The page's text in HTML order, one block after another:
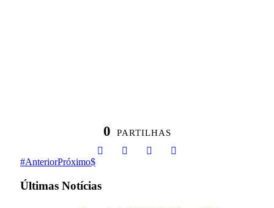
0 PARTILHAS
AnteriorPróximo
Últimas Notícias